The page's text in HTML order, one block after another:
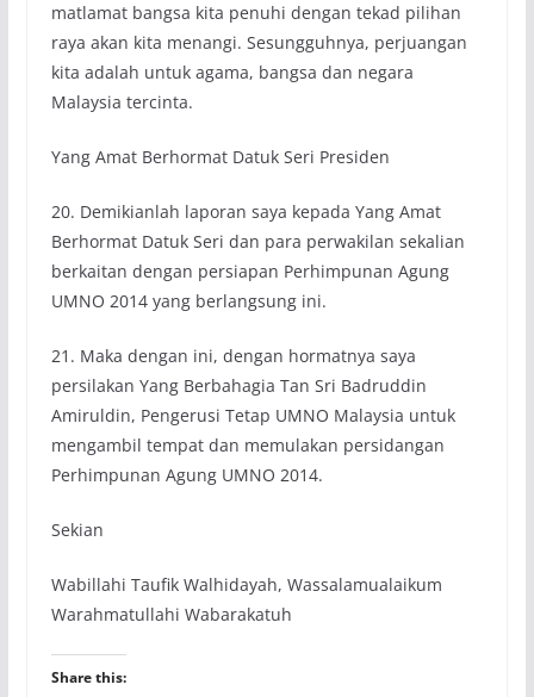
matlamat bangsa kita penuhi dengan tekad pilihan
raya akan kita menangi. Sesungguhnya, perjuangan
kita adalah untuk agama, bangsa dan negara
Malaysia tercinta.
Yang Amat Berhormat Datuk Seri Presiden
20. Demikianlah laporan saya kepada Yang Amat
Berhormat Datuk Seri dan para perwakilan sekalian
berkaitan dengan persiapan Perhimpunan Agung
UMNO 2014 yang berlangsung ini.
21. Maka dengan ini, dengan hormatnya saya
persilakan Yang Berbahagia Tan Sri Badruddin
Amiruldin, Pengerusi Tetap UMNO Malaysia untuk
mengambil tempat dan memulakan persidangan
Perhimpunan Agung UMNO 2014.
Sekian
Wabillahi Taufik Walhidayah, Wassalamualaikum
Warahmatullahi Wabarakatuh
Share this: